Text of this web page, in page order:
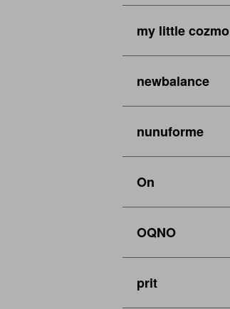
my little cozmo
newbalance
nunuforme
On
OQNO
prit